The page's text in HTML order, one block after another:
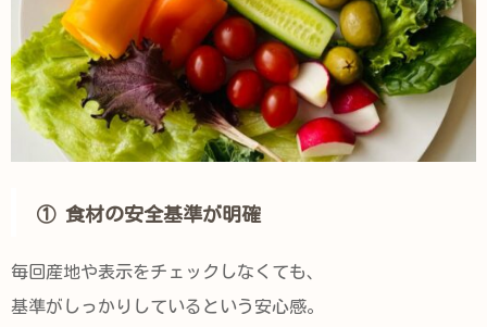
① 食材の安全基準が明確
毎回産地や表示をチェックしなくても、
基準がしっかりしているという安心感。